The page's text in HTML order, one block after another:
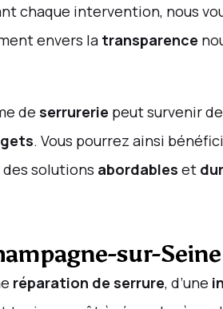
chaque intervention, nous
envers la transparence
de serrurerie peut survenir
. Vous pourrez ainsi
solutions abordables et
sur-
réparation de serrure, d’une